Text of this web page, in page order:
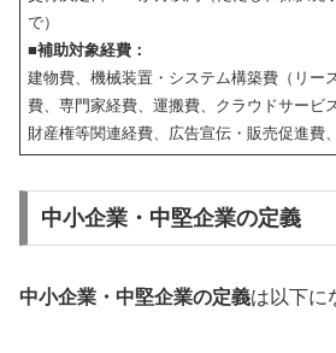
で）
■補助対象経費：
建物費、機械装置・システム構築費（リー
費、専門家経費、運搬費、クラウドサービ
財産権等関連経費、広告宣伝・販売促進費
中小企業・中堅企業の定義
中小企業・中堅企業の定義は以下に